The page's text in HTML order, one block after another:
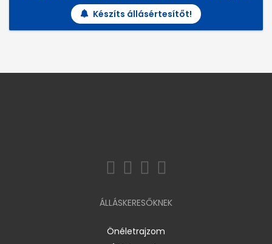
Készíts állásértesítőt!
ÁLLÁSKERESŐKNEK
Önéletrajzom